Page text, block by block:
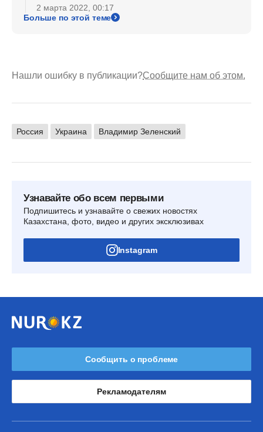
2 марта 2022, 00:17
Больше по этой теме
Нашли ошибку в публикации?Сообщите нам об этом.
Россия Украина Владимир Зеленский
Узнавайте обо всем первыми
Подпишитесь и узнавайте о свежих новостях
Казахстана, фото, видео и других эксклюзивах
Instagram
Сообщить о проблеме
Рекламодателям